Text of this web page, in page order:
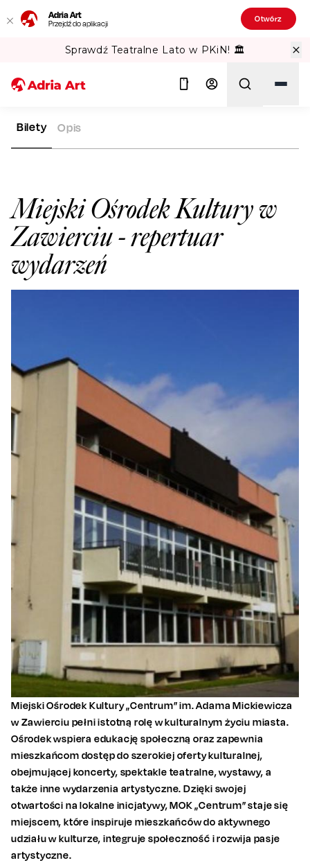
Adria Art
Przejdź do aplikacji Otwórz
Sprawdź Teatralne Lato w PKiN! 🏛️
ADRIA ART
Miejski Ośrodek Kultury w
Zawierciu- repertuar
wydarzeń
Bilety Opis
Miejski Ośrodek Kultury „Centrum” im. Adama Mickiewicza
w Zawierciu pełni istotną rolę w kulturalnym życiu miasta.
Ośrodek wspiera edukację społeczną oraz zapewnia
mieszkańcom dostęp do szerokiej oferty kulturalnej,
obejmującej koncerty, spektakle teatralne, wystawy, a
także inne wydarzenia artystyczne. Dzięki swojej
otwartości na lokalne inicjatywy, MOK „Centrum” staje się
miejscem, które inspiruje mieszkańców do aktywnego
udziału w kulturze, integruje społeczność i rozwija pasje
artystyczne.